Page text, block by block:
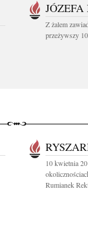
Z żalem
przeżywszy
10 kwietnia
Rumianek